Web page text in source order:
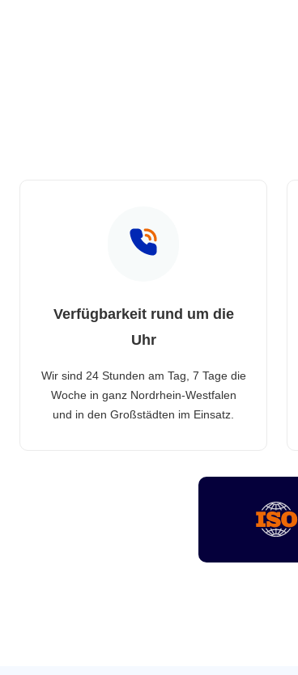
Verfügbarkeit rund um die
Uhr
Wir sind 24 Stunden am Tag, 7 Tage die
Woche in ganz Nordrhein-Westfalen
und in den Großstädten im Einsatz.